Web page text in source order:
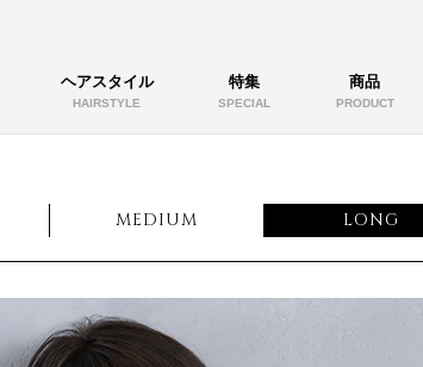
ヘアスタイル
HAIRSTYLE
特集
SPECIAL
商品
PRODUCT
MEDIUM LONG